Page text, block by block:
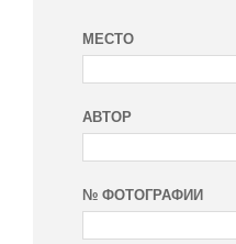
МЕСТО
АВТОР
№ ФОТОГРАФИИ